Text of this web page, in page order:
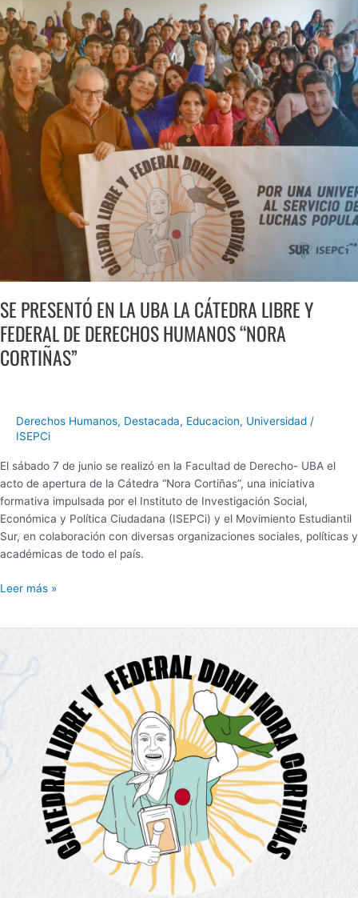
SE PRESENTÓ EN LA UBA LA CÁTEDRA LIBRE Y
FEDERAL DE DERECHOS HUMANOS “NORA
CORTIÑAS”
Derechos Humanos, Destacada, Educacion, Universidad /
ISEPCi
El sábado 7 de junio se realizó en la Facultad de Derecho- UBA el
acto de apertura de la Cátedra “Nora Cortiñas”, una iniciativa
formativa impulsada por el Instituto de Investigación Social,
Económica y Política Ciudadana (ISEPCi) y el Movimiento Estudiantil
Sur, en colaboración con diversas organizaciones sociales, políticas y
académicas de todo el país.
PRESENTÓ
EN
LA
UBA
LA
CÁTEDRA
LIBRE
Y
FEDERAL
DERECHOS
HUMANOS
Leer más »
EN
LA
UBA
LA
LIBRE
Y
FEDERAL
CORTIÑAS”